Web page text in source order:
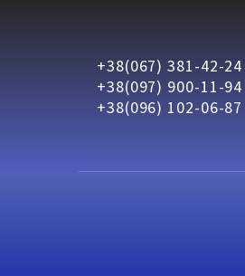
+38(067) 381-42-24
+38(097) 900-11-94
+38(096) 102-06-87